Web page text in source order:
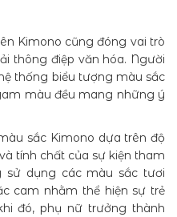
Kimono cũng đóng vai trò
thông điệp văn hóa. Người
thống biểu tượng màu sắc
màu đều mang những ý
sắc Kimono dựa trên độ
tính chất của sự kiện tham
sử dụng các màu sắc tươi
cam nhằm thể hiện sự trẻ
đó, phụ nữ trưởng thành